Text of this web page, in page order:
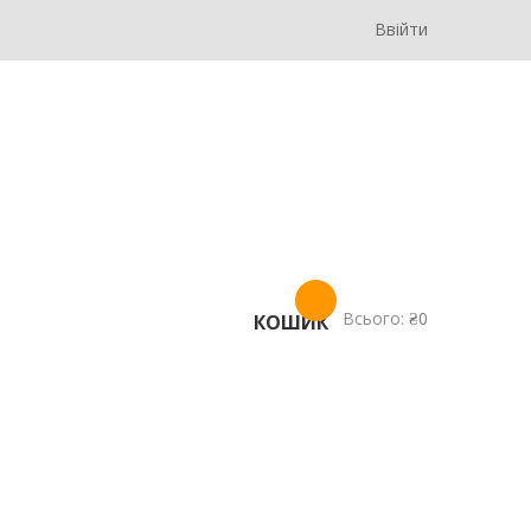
Ввійти
КОШИК Всього: ₴0